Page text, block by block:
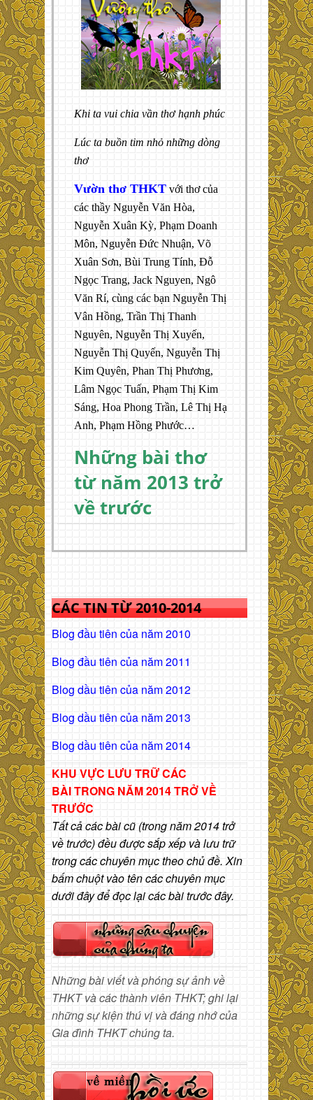
Khi ta vui chia vần thơ hạnh phúc
Lúc ta buồn tim nhỏ những dòng
thơ
Vườn thơ THKT với thơ của
các thầy Nguyễn Văn Hòa,
Nguyễn Xuân Kỳ, Phạm Doanh
Môn, Nguyễn Đức Nhuận, Võ
Xuân Sơn, Bùi Trung Tính, Đỗ
Ngọc Trang, Jack Nguyen, Ngô
Văn Rí, cùng các bạn Nguyễn Thị
Vân Hồng, Trần Thị Thanh
Nguyên, Nguyễn Thị Xuyến,
Nguyễn Thị Quyến, Nguyễn Thị
Kim Quyên, Phan Thị Phương,
Lâm Ngọc Tuấn, Phạm Thị Kim
Sáng, Hoa Phong Trần, Lê Thị Hạ
Anh, Phạm Hồng Phước…
Những bài thơ
từ năm 2013 trở
về trước
CÁC TIN TỪ 2010-2014
Blog đầu tiên của năm 2010
Blog đầu tiên của năm 2011
Blog dầu tiên của năm 2012
Blog dầu tiên của năm 2013
Blog dầu tiên của năm 2014
KHU VỰC LƯU TRỮ CÁC
BÀITRONG NĂM 2014 TRỞ VỀ
TRƯỚC
Tất cả các bài cũ (trong năm 2014 trở
về trước) đều được sắp xếp và lưu trữ
trong các chuyên mục theo chủ đề. Xin
bấm chuột vào tên các chuyên mục
dưới đây để đọc lại các bài trước đây.
Những bài viết và phóng sự ảnh về
THKT và các thành viên THKT; ghi lại
những sự kiện thú vị và đáng nhớ của
Gia đình THKT chúng ta.